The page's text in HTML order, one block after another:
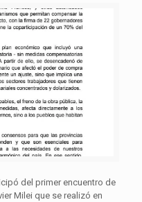
del primer encuentro de
Milei que se realizó en